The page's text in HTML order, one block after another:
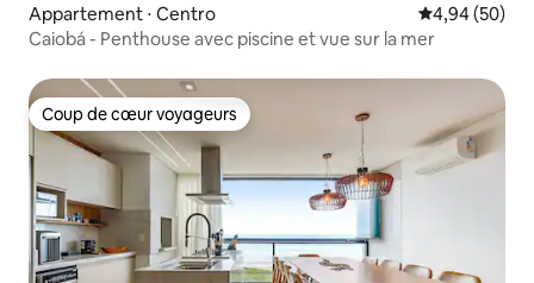
Appartement ⋅ Centro Évaluation
4,94 (50)
Caiobá - Penthouse avec piscine et vue sur la mer
Coup de cœur voyageurs
Coup de cœur voyageurs